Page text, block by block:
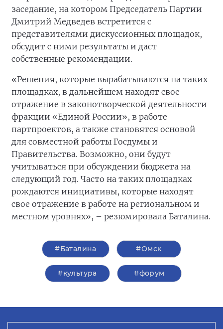
заседание, на котором Председатель Партии
Дмитрий Медведев встретится с
представителями дискуссионных площадок,
обсудит с ними результаты и даст
собственные рекомендации.
«Решения, которые вырабатываются на таких
площадках, в дальнейшем находят свое
отражение в законотворческой деятельности
фракции «Единой России», в работе
партпроектов, а также становятся основой
для совместной работы Госдумы и
Правительства. Возможно, они будут
учитываться при обсуждении бюджета на
следующий год. Часто на таких площадках
рождаются инициативы, которые находят
свое отражение в работе на региональном и
местном уровнях», – резюмировала Баталина.
#Баталина #Омск
#культура #форум